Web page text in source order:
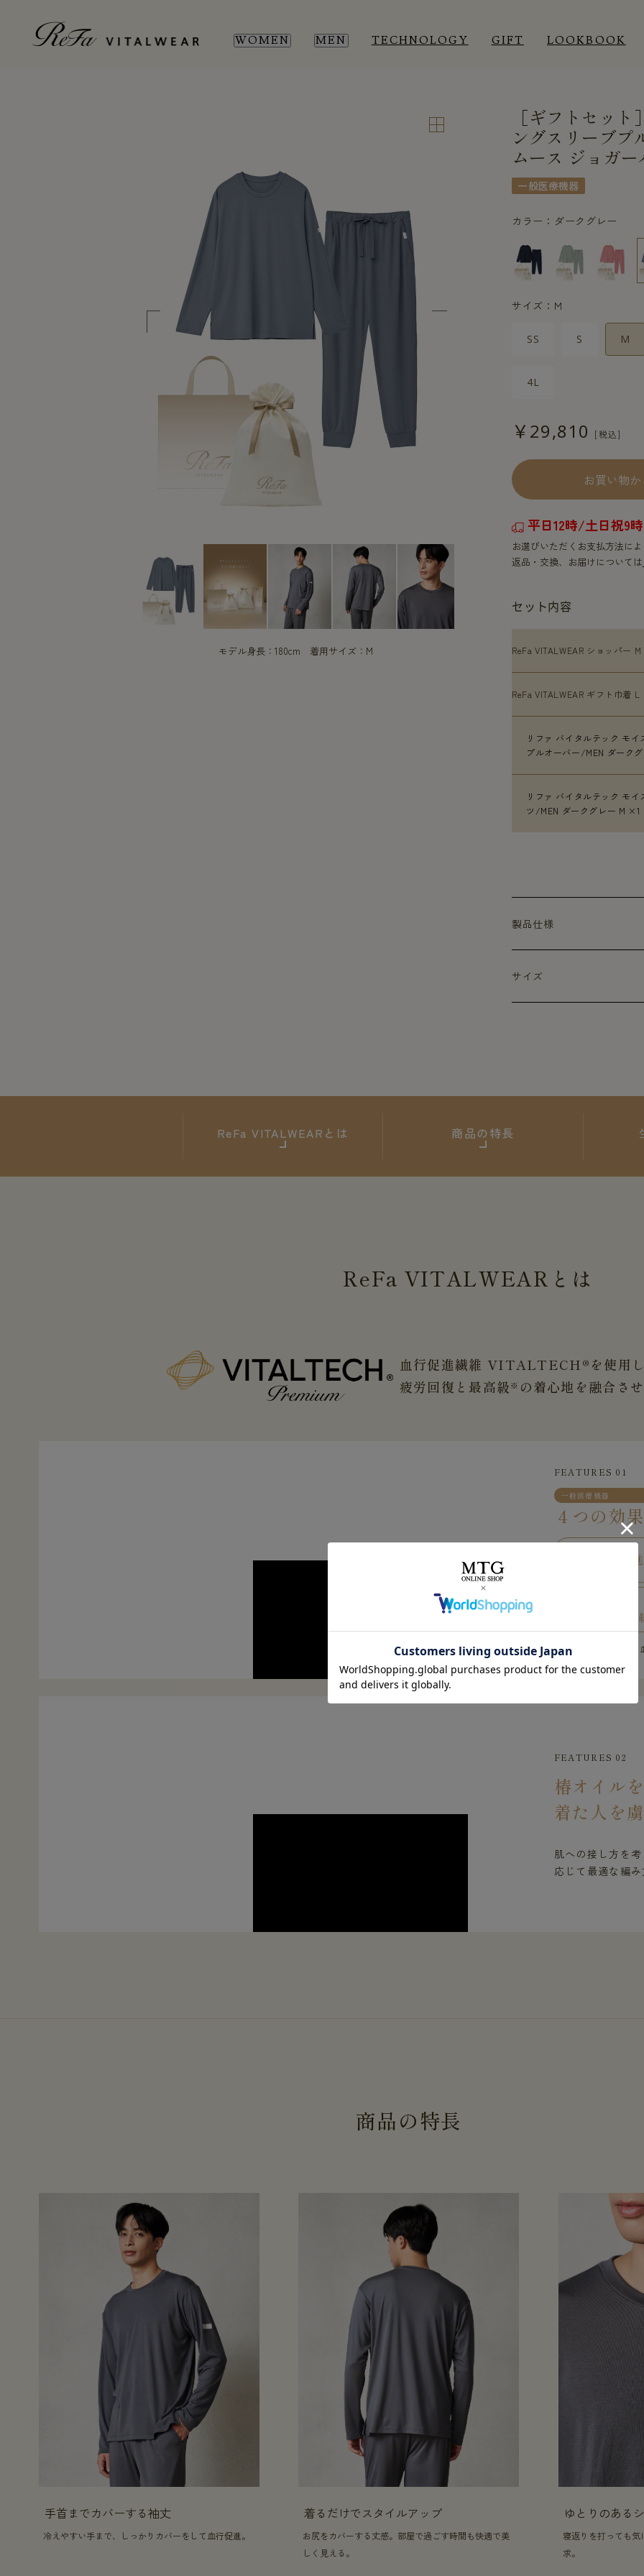
WOMEN MEN TECHNOLOGY GIFT LOOKBOOK
ROOM WEAR
ROOM WEAR
モデル身長：180cm 着用サイズ：M
［ギフトセッ
ングスリーブプ
ムース ジョガ
一般医療機器
カラー：ダークグレー
サイズ：M
SS S M
4L
￥29,810
お買い物
平日12時/土日祝9
お選びいただくお支払方法に
返品・交換、お届けについては
セット内容
ReFa VITALWEAR ショッパー
ReFa VITALWEAR ギフト巾着 L
リファ バイタルテック モ
プルオーバー/MEN ダーク
リファ バイタルテック モ
ツ/MEN ダークグレー M ×1
製品仕様
サイズ
ReFaVITALWEARとは 商品の特長
ReFa VITALWEAR とは
血行促進繊維 VITALTECH®を使用し
疲労回復と最高級※ の着心地を融合さ
FEATURES 01
一般医療機器
４つの効
※上記は遠赤外線の
FEATURES 02
椿オイル
着た人を
肌への接し方を
応じて最適な編み
商品の特長
手首までカバーする袖丈
冷えやすい手まで、しっかりカバーをして血行促進。
着るだけでスタイルアップ
お尻をカバーする丈感。部屋で過ごす時間も快適で美
しく見える。
ゆとりのある
寝返りを打っても気
求。